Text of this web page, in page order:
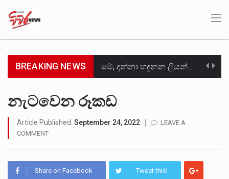
BREAKING NEWS මේ, දන්නා හඳුනන ලියන්නකුගේ නන්නාඳුනන අඩවියක සැරිසරා ලද ආස්වාදනීය මොහොතක සිංහාවලෝකනයකි .කෙටි කවියක දිගු බර…
බන්ධනාගාර රැදවියන් 1,021 දෙනෙකු ඉකුත් වසර පහක කාලය තුලදී (2020 ජනවාරි 01 සිට 2025 දෙසැම්බර්…
නැටවෙන රූකඩ
Article Published: September 24, 2022
LEAVE A
COMMENT
Share on Facebook Tweet this!